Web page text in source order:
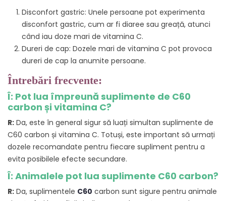
Disconfort gastric: Unele persoane pot experimenta
disconfort gastric, cum ar fi diaree sau greață, atunci
când iau doze mari de vitamina C.
Dureri de cap: Dozele mari de vitamina C pot provoca
dureri de cap la anumite persoane.
Întrebări frecvente:
Î: Pot lua împreună suplimente de C60
carbon și vitamina C?
R: Da, este în general sigur să luați simultan suplimente de
C60 carbon și vitamina C. Totuși, este important să urmați
dozele recomandate pentru fiecare supliment pentru a
evita posibilele efecte secundare.
Î: Animalele pot lua suplimente C60 carbon?
R: Da, suplimentele C60 carbon sunt sigure pentru animale